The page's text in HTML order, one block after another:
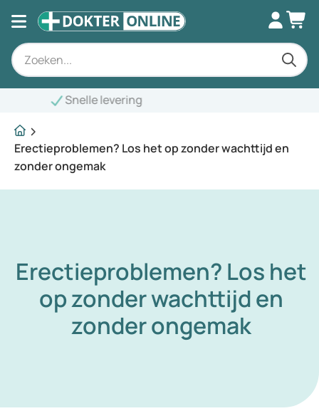
Erectieproblemen? Los het op zonder wachttijd en
zonder ongemak
Erectieproblemen? Los het
op zonder wachttijd en
zonder ongemak